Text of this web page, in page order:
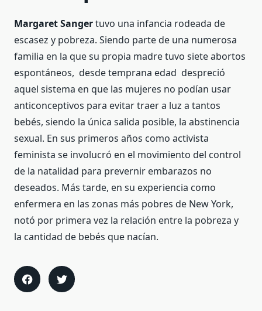
Margaret Sangertuvo una infancia rodeada de
escasez y pobreza. Siendo parte de una numerosa
familia en la que su propia madre tuvo siete abortos
espontáneos, desde temprana edad despreció
aquel sistema en que las mujeres no podían usar
anticonceptivos para evitar traer a luz a tantos
bebés, siendo la única salida posible, la abstinencia
sexual. En sus primeros años como activista
feminista se involucró en el movimiento del control
de la natalidad para prevernir embarazos no
deseados. Más tarde, en su experiencia como
enfermera en las zonas más pobres de New York,
notó por primera vez la relación entre la pobreza y
la cantidad de bebés que nacían.